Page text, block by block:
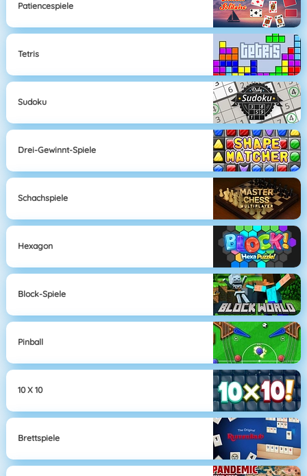
Patiencespiele
Tetris
Sudoku
Drei-Gewinnt-Spiele
Schachspiele
Hexagon
Block-Spiele
Pinball
10 X 10
Brettspiele